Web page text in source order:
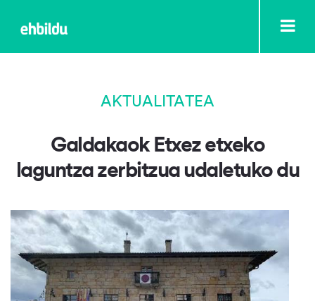
AKTUALITATEA
Galdakaok Etxez etxeko
laguntza zerbitzua udaletuko du